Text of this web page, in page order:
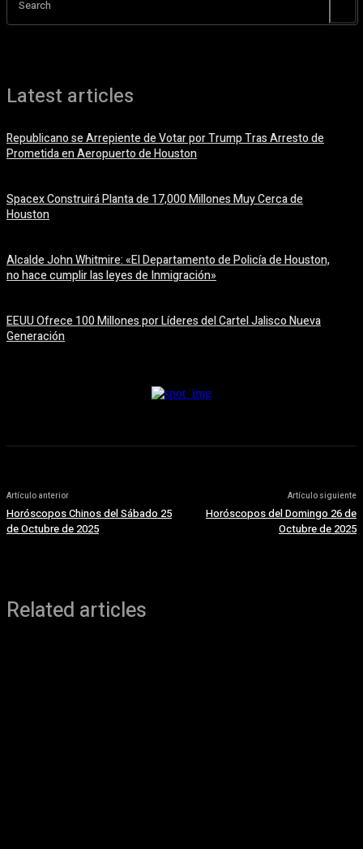
Search
Latest articles
Republicano se Arrepiente de Votar por Trump Tras Arresto de
Prometida en Aeropuerto de Houston
Spacex Construirá Planta de 17,000 Millones Muy Cerca de
Houston
Alcalde John Whitmire: «El Departamento de Policía de Houston,
no hace cumplir las leyes de Inmigración»
EEUU Ofrece 100 Millones por Líderes del Cartel Jalisco Nueva
Generación
Artículo anterior
Horóscopos Chinos del Sábado 25
de Octubre de 2025
Artículo siguiente
Horóscopos del Domingo 26 de
Octubre de 2025
Related articles